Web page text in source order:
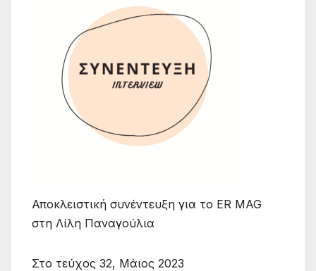
Αποκλειστική συνέντευξη για το ER MAG
στη Λίλη Παναγούλια
Στο τεύχος 32, Μάιος 2023